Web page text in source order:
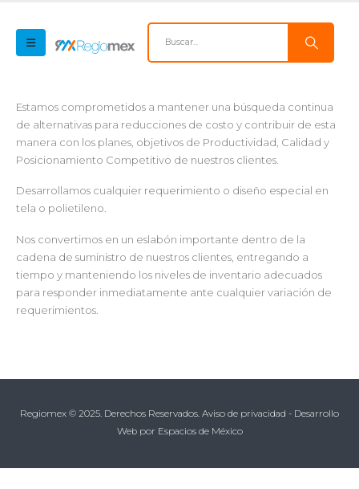
Estamos comprometidos a mantener una búsqueda continua
de alternativas para reducciones de costo y contribuir de esta
manera con los planes, objetivos de Productividad, Calidad y
Posicionamiento Competitivo de nuestros clientes.
Desarrollamos cualquier requerimiento o diseño especial en
tela o polietileno.
Nos convertimos en un eslabón importante dentro de la
cadena de suministro de nuestros clientes, entregando a
tiempo y manteniendo los niveles de inventario adecuados
para responder inmediatamente ante cualquier variación de
requerimientos.
Regiomex © 2025. Derechos Reservados. Aviso de privacidad - Desarrollo
Webpor Espacios de México